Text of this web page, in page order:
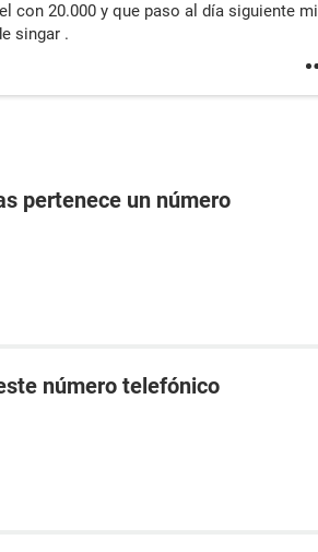
con 20.000 y que paso al día siguiente mi
singar .
pertenece un número
número telefónico